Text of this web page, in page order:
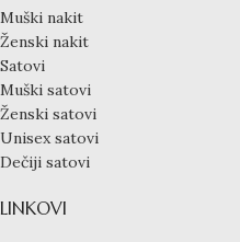
Muški nakit
Ženski nakit
Satovi
Muški satovi
Ženski satovi
Unisex satovi
Dečiji satovi
LINKOVI